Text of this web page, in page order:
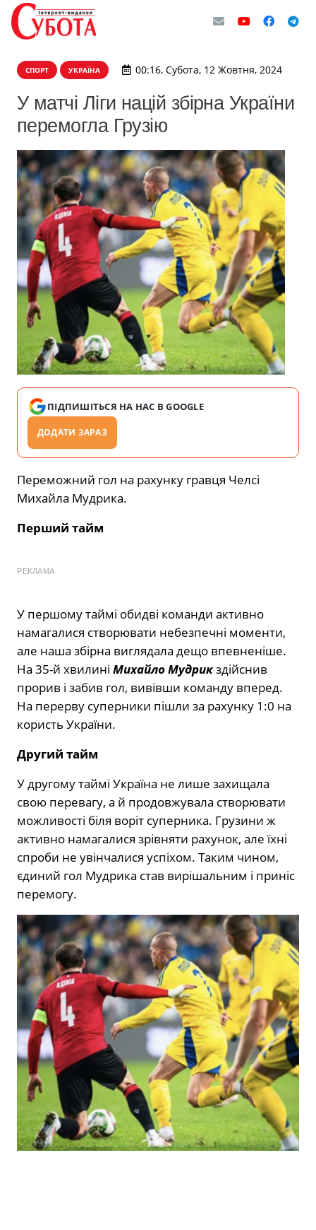
СПОРТ УКРАЇНА 00:16, Субота, 12 Жовтня, 2024
У матчі Ліги націй збірна України
перемогла Грузію
ПІДПИШІТЬСЯ НА НАС В GOOGLE
ДОДАТИ ЗАРАЗ
Переможний гол на рахунку гравця Челсі
Михайла Мудрика.
Перший тайм
РЕКЛАМА
У першому таймі обидві команди активно
намагалися створювати небезпечні моменти,
але наша збірна виглядала дещо впевненіше.
На 35-й хвилині Михайло Мудрикздійснив
прорив і забив гол, вивівши команду вперед.
На перерву суперники пішли за рахунку 1:0 на
користь України.
Другий тайм
У другому таймі Україна не лише захищала
свою перевагу, а й продовжувала створювати
можливості біля воріт суперника. Грузини ж
активно намагалися зрівняти рахунок, але їхні
спроби не увінчалися успіхом. Таким чином,
єдиний гол Мудрика став вирішальним і приніс
перемогу.